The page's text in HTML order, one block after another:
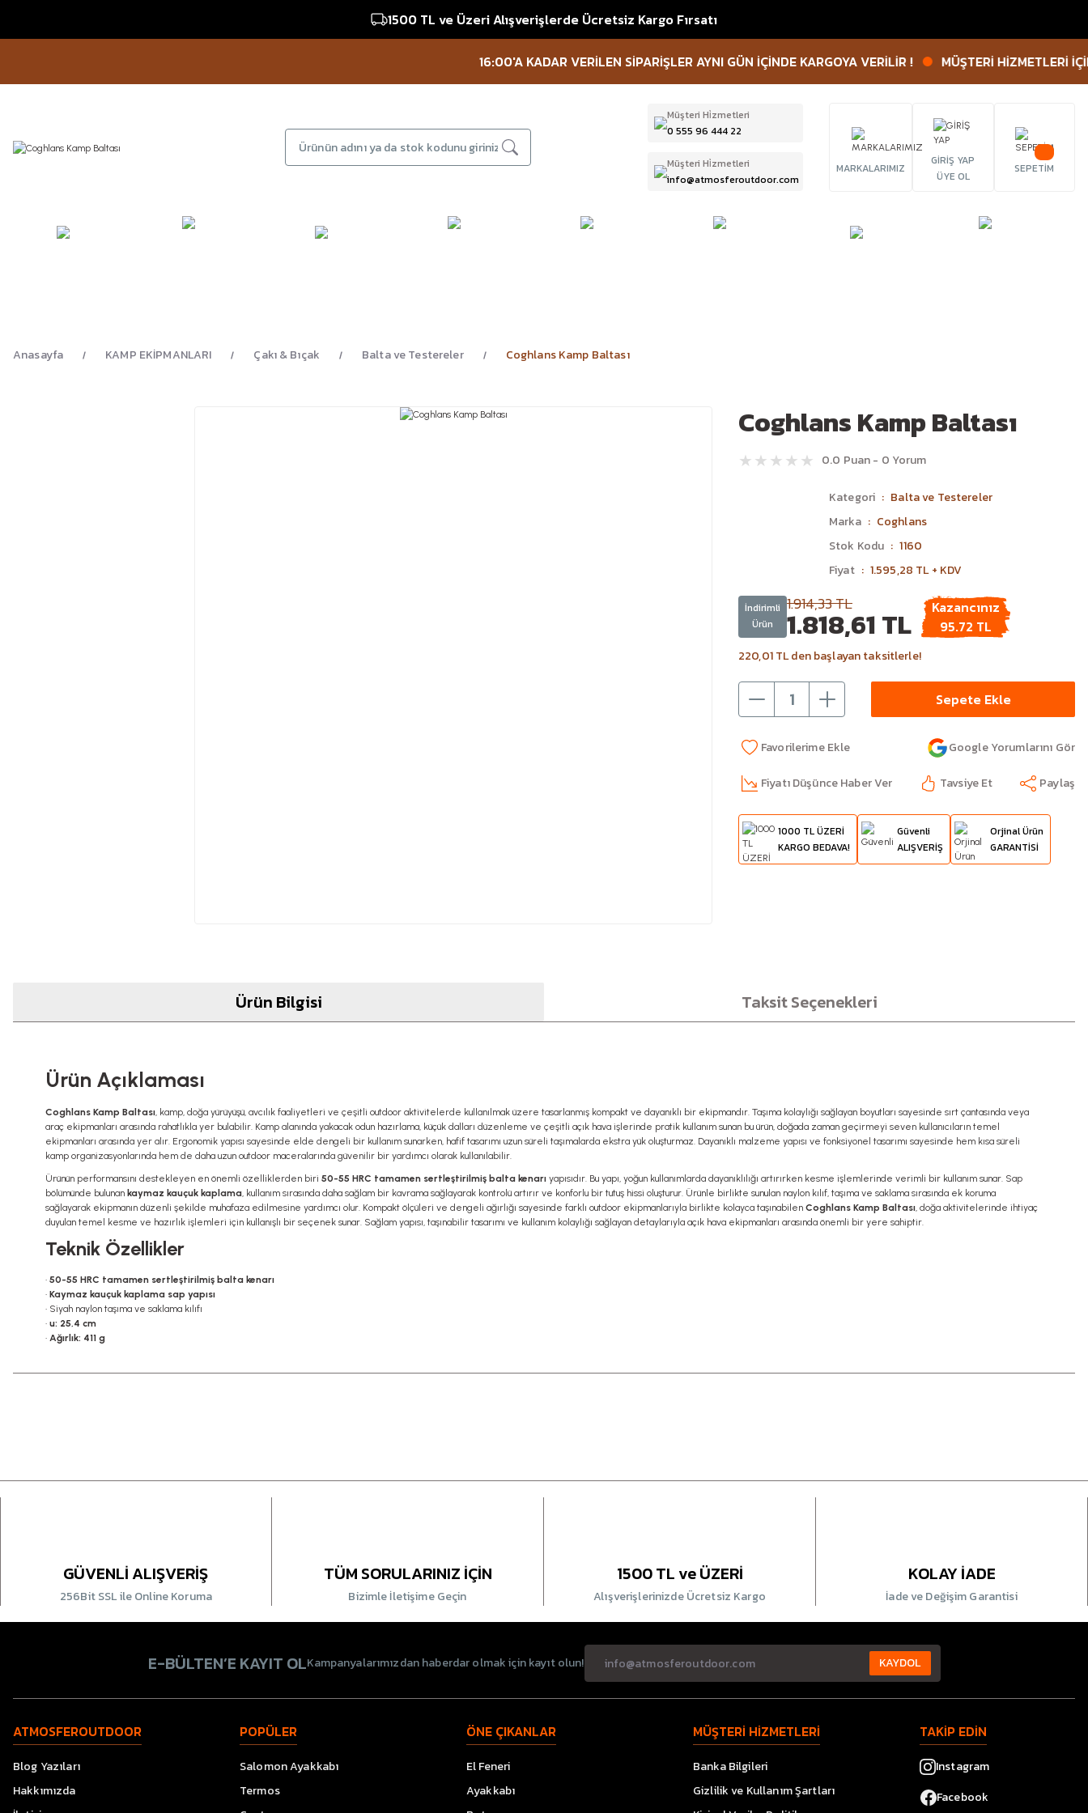
1500 TL ve Üzeri Alışverişlerde Ücretsiz Kargo Fırsatı
16:00'A KADAR VERİLEN SİPARİŞLER AYNI GÜN İÇİNDE KARGOYA VERİLİR ! MÜŞTERİ HİZMETLERİ İÇİN
Müşteri Hi̇zmetleri
0 555 96 444 22
Müşteri Hi̇zmetleri
info@atmosferoutdoor.com
MARKALARIMIZ
GİRİŞ YAP
ÜYE OL
SEPETİM
Anasayfa KAMP EKİPMANLARI Çakı & Bıçak Balta ve Testereler Coghlans Kamp Baltası
Coghlans Kamp Baltası
0.0 Puan - 0 Yorum
Kategori
Balta ve Testereler
Marka
Coghlans
Stok Kodu
1160
Fiyat
1.595,28 TL + KDV
İndirimli
Ürün
1.914,33 TL
1.818,61 TL
Kazancınız
95.72 TL
220,01 TL den başlayan taksitlerle!
Sepete Ekle
Google Yorumlarını Gör
Fiyatı Düşünce Haber Ver Tavsiye Et Paylaş
1000 TL ÜZERİ
KARGO BEDAVA!
Güvenli
ALIŞVERİŞ
Orjinal Ürün
GARANTİSİ
Ürün Bilgisi Taksit Seçenekleri
Ürün Açıklaması
Coghlans Kamp Baltası, kamp, doğa yürüyüşü, avcılık faaliyetleri ve çeşitli outdoor aktivitelerde kullanılmak üzere tasarlanmış kompakt ve dayanıklı bir ekipmandır. Taşıma kolaylığı sağlayan boyutları sayesinde sırt çantasında veya
araç ekipmanları arasında rahatlıkla yer bulabilir. Kamp alanında yakacak odun hazırlama, küçük dalları düzenleme ve çeşitli açık hava işlerinde pratik kullanım sunan bu ürün, doğada zaman geçirmeyi seven kullanıcıların temel
ekipmanları arasında yer alır. Ergonomik yapısı sayesinde elde dengeli bir kullanım sunarken, hafif tasarımı uzun süreli taşımalarda ekstra yük oluşturmaz. Dayanıklı malzeme yapısı ve fonksiyonel tasarımı sayesinde hem kısa süreli
kamp organizasyonlarında hem de daha uzun outdoor maceralarında güvenilir bir yardımcı olarak kullanılabilir.
Ürünün performansını destekleyen en önemli özelliklerden biri 50-55 HRC tamamen sertleştirilmiş balta kenarı yapısıdır. Bu yapı, yoğun kullanımlarda dayanıklılığı artırırken kesme işlemlerinde verimli bir kullanım sunar. Sap
bölümünde bulunan kaymaz kauçuk kaplama, kullanım sırasında daha sağlam bir kavrama sağlayarak kontrolü artırır ve konforlu bir tutuş hissi oluşturur. Ürünle birlikte sunulan naylon kılıf, taşıma ve saklama sırasında ek koruma
sağlayarak ekipmanın düzenli şekilde muhafaza edilmesine yardımcı olur. Kompakt ölçüleri ve dengeli ağırlığı sayesinde farklı outdoor ekipmanlarıyla birlikte kolayca taşınabilen Coghlans Kamp Baltası, doğa aktivitelerinde ihtiyaç
duyulan temel kesme ve hazırlık işlemleri için kullanışlı bir seçenek sunar. Sağlam yapısı, taşınabilir tasarımı ve kullanım kolaylığı sağlayan detaylarıyla açık hava ekipmanları arasında önemli bir yere sahiptir.
Teknik Özellikler
• 50-55 HRC tamamen sertleştirilmiş balta kenarı
• Kaymaz kauçuk kaplama sap yapısı
• Siyah naylon taşıma ve saklama kılıfı
• u: 25,4 cm
• Ağırlık: 411 g
GÜVENLİ ALIŞVERİŞ
256Bit SSL ile Online Koruma
TÜM SORULARINIZ İÇİN
Bizimle İletişime Geçin
1500 TL ve ÜZERİ
Alışverişlerinizde Ücretsiz Kargo
KOLAY İADE
İade ve Değişim Garantisi
E-BÜLTEN’E KAYIT OLKampanyalarımızdan haberdar olmak için kayıt olun! KAYDOL
ATMOSFEROUTDOOR
Blog Yazıları
Hakkımızda
POPÜLER
Salomon Ayakkabı
Termos
ÖNE ÇIKANLAR
El Feneri
Ayakkabı
MÜŞTERİ HİZMETLERİ
Banka Bilgileri
Gizlilik ve Kullanım Şartları
TAKİP EDİN
Instagram
Facebook